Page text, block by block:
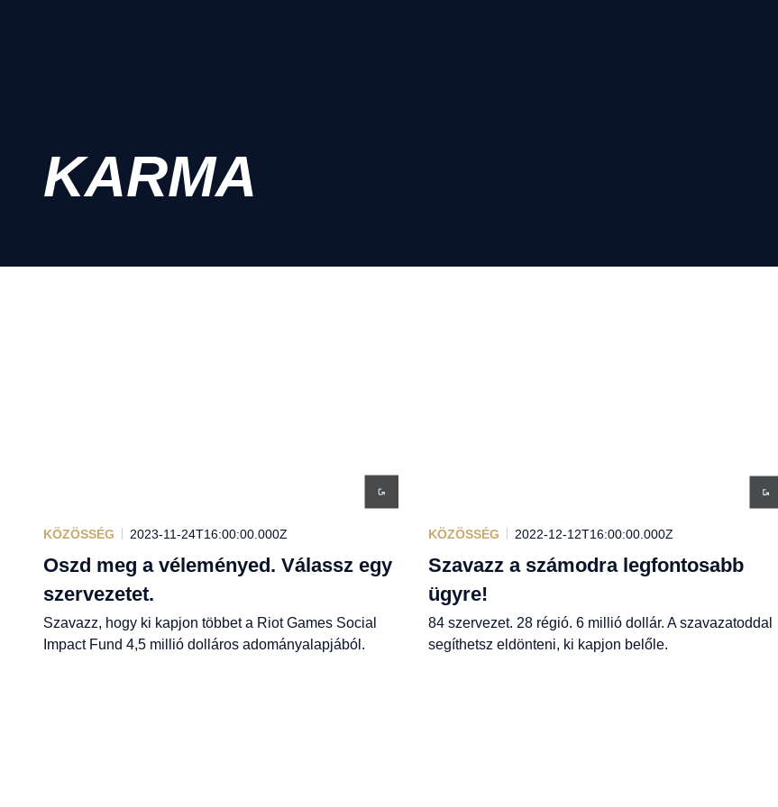
KARMA
KÖZÖSSÉG 2023-11-24T16:00:00.000Z
Oszd meg a véleményed. Válassz egy
szervezetet.
Szavazz, hogy ki kapjon többet a Riot Games Social
Impact Fund 4,5 millió dolláros adományalapjából.
KÖZÖSSÉG 2022-12-12T16:00:00.000Z
Szavazz a számodra legfontosabb
ügyre!
84 szervezet. 28 régió. 6 millió dollár. A szavazatoddal
segíthetsz eldönteni, ki kapjon belőle.